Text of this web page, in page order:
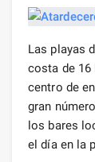
Las playas
costa de
centro de
gran
los bares
el día en la